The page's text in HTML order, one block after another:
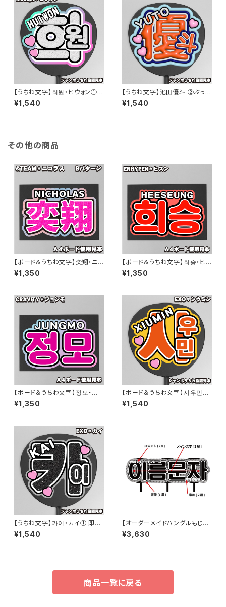
【うちわ文字】희원・ヒウォン①
即納 【n.SSign】
¥1,540
【うちわ文字】池田優斗 ②ぷっく
り【WILD BLUE】
¥1,540
その他の商品
【ボード＆うちわ文字】奕翔・ニコ
ラス니콜라스① 即納 【&TEA
M】
¥1,350
【ボード＆うちわ文字】희승・ヒス
ン② 即納 【ENHYPEN】
¥1,350
【ボード＆うちわ文字】정모・ジョ
ンモ③ 即納 【CRAVITY】
¥1,350
【ボード＆うちわ文字】시우민・
シウミン① 即納 【EXO】
¥1,540
【うちわ文字】카이・カイ① 即納
【EXO】
¥1,540
【オーダーメイドハングルもじ】３
連結 韓国語ハングル【プリントう
ちわ文字】
¥3,630
商品一覧に戻る